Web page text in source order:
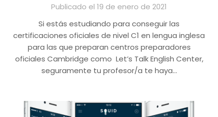
Publicado el 19 de enero de 2021
Si estás estudiando para conseguir las
certificaciones oficiales de nivel C1 en lengua inglesa
para las que preparan centros preparadores
oficiales Cambridge como Let’s Talk English Center,
seguramente tu profesor/a te haya…